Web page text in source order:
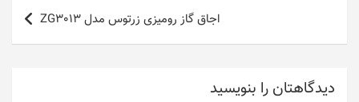
اجاق گاز رومیزی زرتوس مدل ZG3013
دیدگاهتان را بنویسید